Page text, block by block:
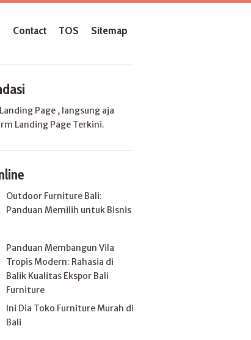
Contact TOS Sitemap
Page, langsung aja
Landing Page Terkini.
Outdoor Furniture Bali:
Panduan Memilih untuk Bisnis
Panduan Membangun Vila
Tropis Modern: Rahasia di
Balik Kualitas Ekspor Bali
Furniture
Ini Dia Toko Furniture Murah di
Bali